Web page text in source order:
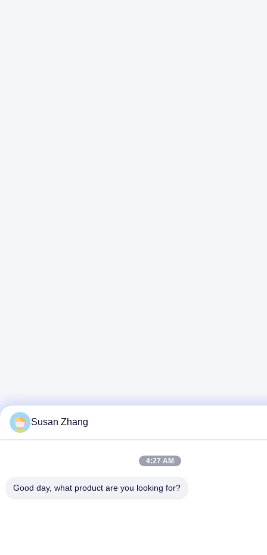
Susan Zhang
4:27 AM
Good day, what product are you looking for?